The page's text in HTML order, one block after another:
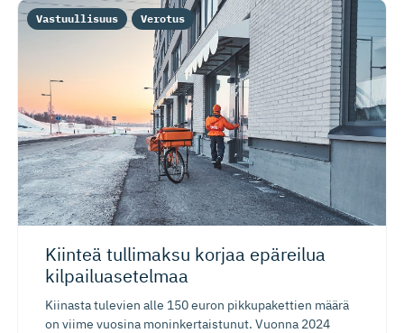
Kiinteä tullimaksu korjaa epäreilua
kilpailua­setelmaa
Kiinasta tulevien alle 150 euron pikkupakettien määrä
on viime vuosina moninkertaistunut. Vuonna 2024
Vastuullisuus Verotus